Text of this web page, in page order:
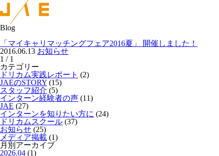
Blog
「マイキャリマッチングフェア2016夏」 開催しました！
2016.06.13 お知らせ
1 / 1
カテゴリー
ドリカム実践レポート (2)
JAEのSTORY (15)
スタッフ紹介 (5)
インターン経験者の声 (11)
JAE (27)
インターンを知りたい方に (24)
ドリカムスクール (37)
お知らせ (25)
メディア掲載 (1)
月別アーカイブ
2026.04 (1)